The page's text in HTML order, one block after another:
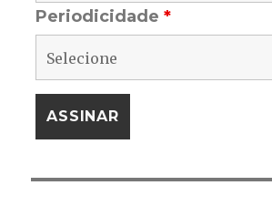
Periodicidade*